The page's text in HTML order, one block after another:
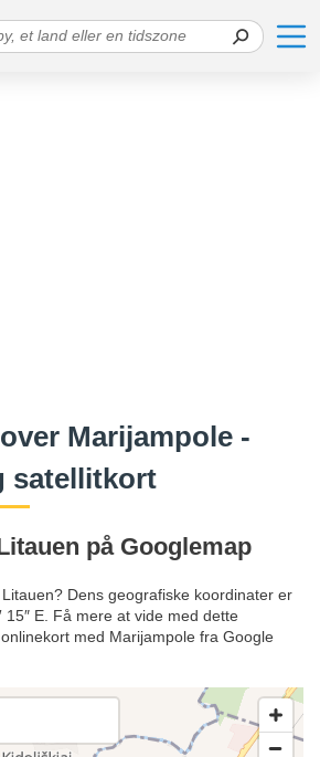
Marijampole -
satellitkort
på Googlemap
Dens geografiske koordinater er
15″ E. Få mere at vide med dette
med Marijampole fra Google